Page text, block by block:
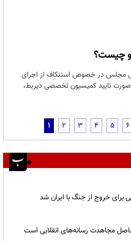
چیست؟
آیین نامه داخلی مجلس در خصوص استنکاف از اجرای
تایید کمیسیون تخصصی ذیربط،
1 2 3 4 5 6
برای خروج از جنگ با ایران شد
مجاهدت رسانه‌های انقلابی است